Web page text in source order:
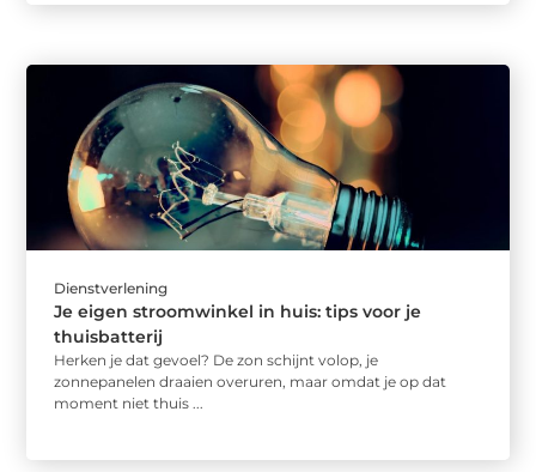
Dienstverlening
Je eigen stroomwinkel in huis: tips voor je
thuisbatterij
Herken je dat gevoel? De zon schijnt volop, je
zonnepanelen draaien overuren, maar omdat je op dat
moment niet thuis ...